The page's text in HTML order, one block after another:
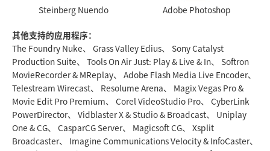
Steinberg Nuendo Adobe Photoshop
其他支持的应用程序：
The Foundry Nuke、 Grass Valley Edius、 Sony Catalyst
Production Suite、 Tools On Air Just: Play & Live & In、 Softron
MovieRecorder & MReplay、 Adobe Flash Media Live Encoder、
Telestream Wirecast、 Resolume Arena、 Magix Vegas Pro &
Movie Edit Pro Premium、 Corel VideoStudio Pro、 CyberLink
PowerDirector、 Vidblaster X & Studio & Broadcast、 Uniplay
One & CG、 CasparCG Server、 Magicsoft CG、 Xsplit
Broadcaster、 Imagine Communications Velocity & InfoCaster、